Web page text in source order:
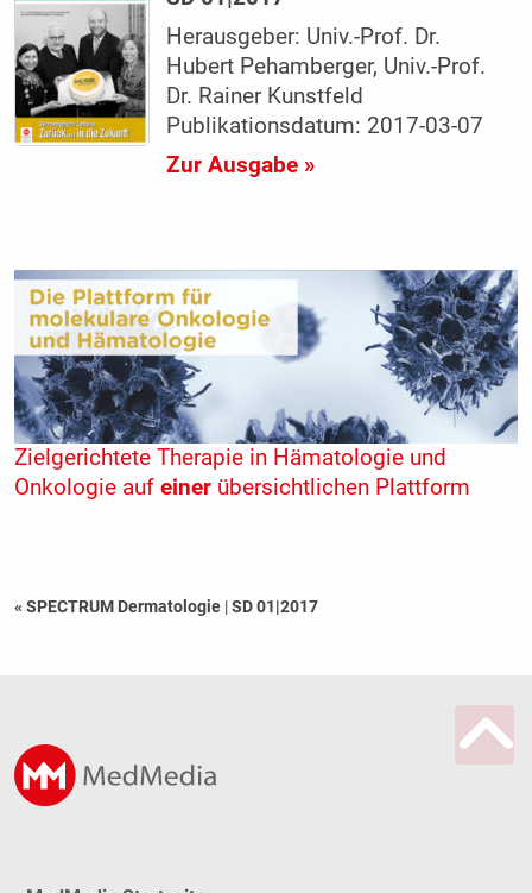
Herausgeber: Univ.-Prof. Dr.
Hubert Pehamberger, Univ.-Prof.
Dr. Rainer Kunstfeld
Publikationsdatum: 2017-03-07
Zur Ausgabe »
Zielgerichtete Therapie in Hämatologie und
Onkologie auf einerübersichtlichen Plattform
« SPECTRUM Dermatologie |SD 01|2017